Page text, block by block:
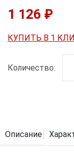
1 126 ₽
КУПИТЬ В 1
Количество:
Описание